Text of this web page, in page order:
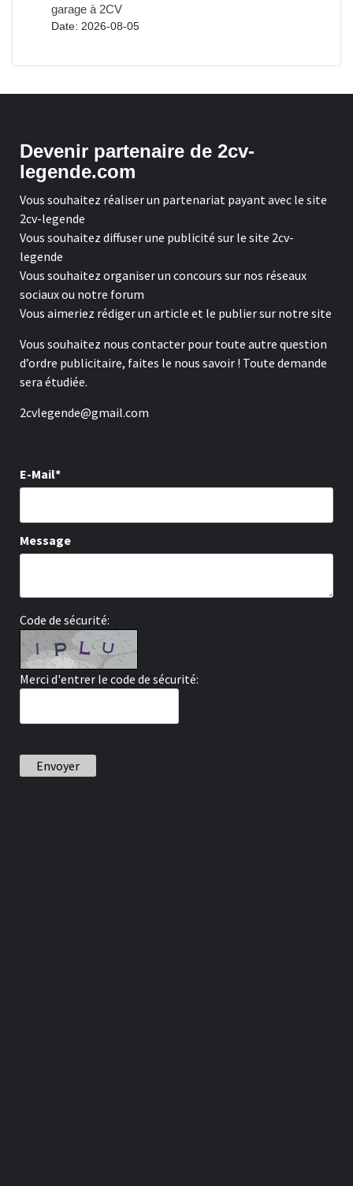
garage à 2CV
Date: 2026-08-05
Devenir partenaire de 2cv-
legende.com
Vous souhaitez réaliser un partenariat payant avec le site
2cv-legende
Vous souhaitez diffuser une publicité sur le site 2cv-
legende
Vous souhaitez organiser un concours sur nos réseaux
sociaux ou notre forum
Vous aimeriez rédiger un article et le publier sur notre site
Vous souhaitez nous contacter pour toute autre question
d’ordre publicitaire, faites le nous savoir ! Toute demande
sera étudiée.
2cvlegende@gmail.com
E-Mail*
Message
Code de sécurité:
Merci d'entrer le code de sécurité:
Envoyer